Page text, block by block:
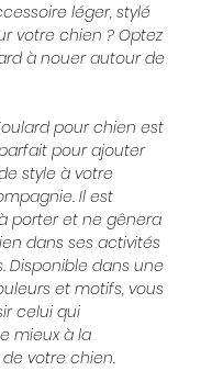
léger, stylé
votre chien ? Optez
à nouer autour de
pour chien est
pour ajouter
style à votre
Il est
porter et ne gênera
dans ses activités
Disponible dans une
et motifs, vous
celui qui
mieux à la
votre chien.